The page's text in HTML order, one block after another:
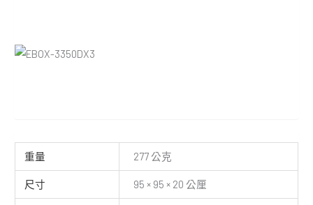
重量 277 公克
尺寸 95 × 95 × 20 公厘